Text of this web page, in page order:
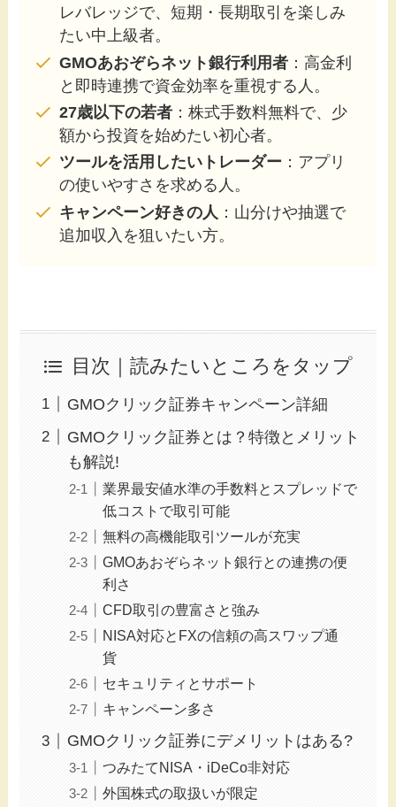
レバレッジで、短期・長期取引を楽しみ
たい中上級者。
GMOあおぞらネット銀行利用者 ：高金利
と即時連携で資金効率を重視する人。
27歳以下の若者 ：株式手数料無料で、少
額から投資を始めたい初心者。
ツールを活用したいトレーダー ：アプリ
の使いやすさを求める人。
キャンペーン好きの人 ：山分けや抽選で
追加収入を狙いたい方。
目次｜読みたいところをタップ
GMOクリック証券キャンペーン詳細
GMOクリック証券とは？特徴とメリット
も解説!
業界最安値水準の手数料とスプレッドで
低コストで取引可能
無料の高機能取引ツールが充実
GMOあおぞらネット銀行との連携の便
利さ
CFD取引の豊富さと強み
NISA対応とFXの信頼の高スワップ通
貨
セキュリティとサポート
キャンペーン多さ
GMOクリック証券にデメリットはある?
つみたてNISA・iDeCo非対応
外国株式の取扱いが限定